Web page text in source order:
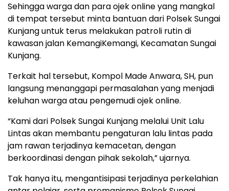
Sehingga warga dan para ojek online yang mangkal
di tempat tersebut minta bantuan dari Polsek Sungai
Kunjang untuk terus melakukan patroli rutin di
kawasan jalan KemangiKemangi, Kecamatan Sungai
Kunjang.
Terkait hal tersebut, Kompol Made Anwara, SH, pun
langsung menanggapi permasalahan yang menjadi
keluhan warga atau pengemudi ojek online.
“Kami dari Polsek Sungai Kunjang melalui Unit Lalu
Lintas akan membantu pengaturan lalu lintas pada
jam rawan terjadinya kemacetan, dengan
berkoordinasi dengan pihak sekolah,” ujarnya.
Tak hanya itu, mengantisipasi terjadinya perkelahian